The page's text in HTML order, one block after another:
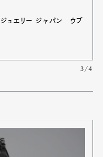
ュエリー ジャパン ウブ
3/4